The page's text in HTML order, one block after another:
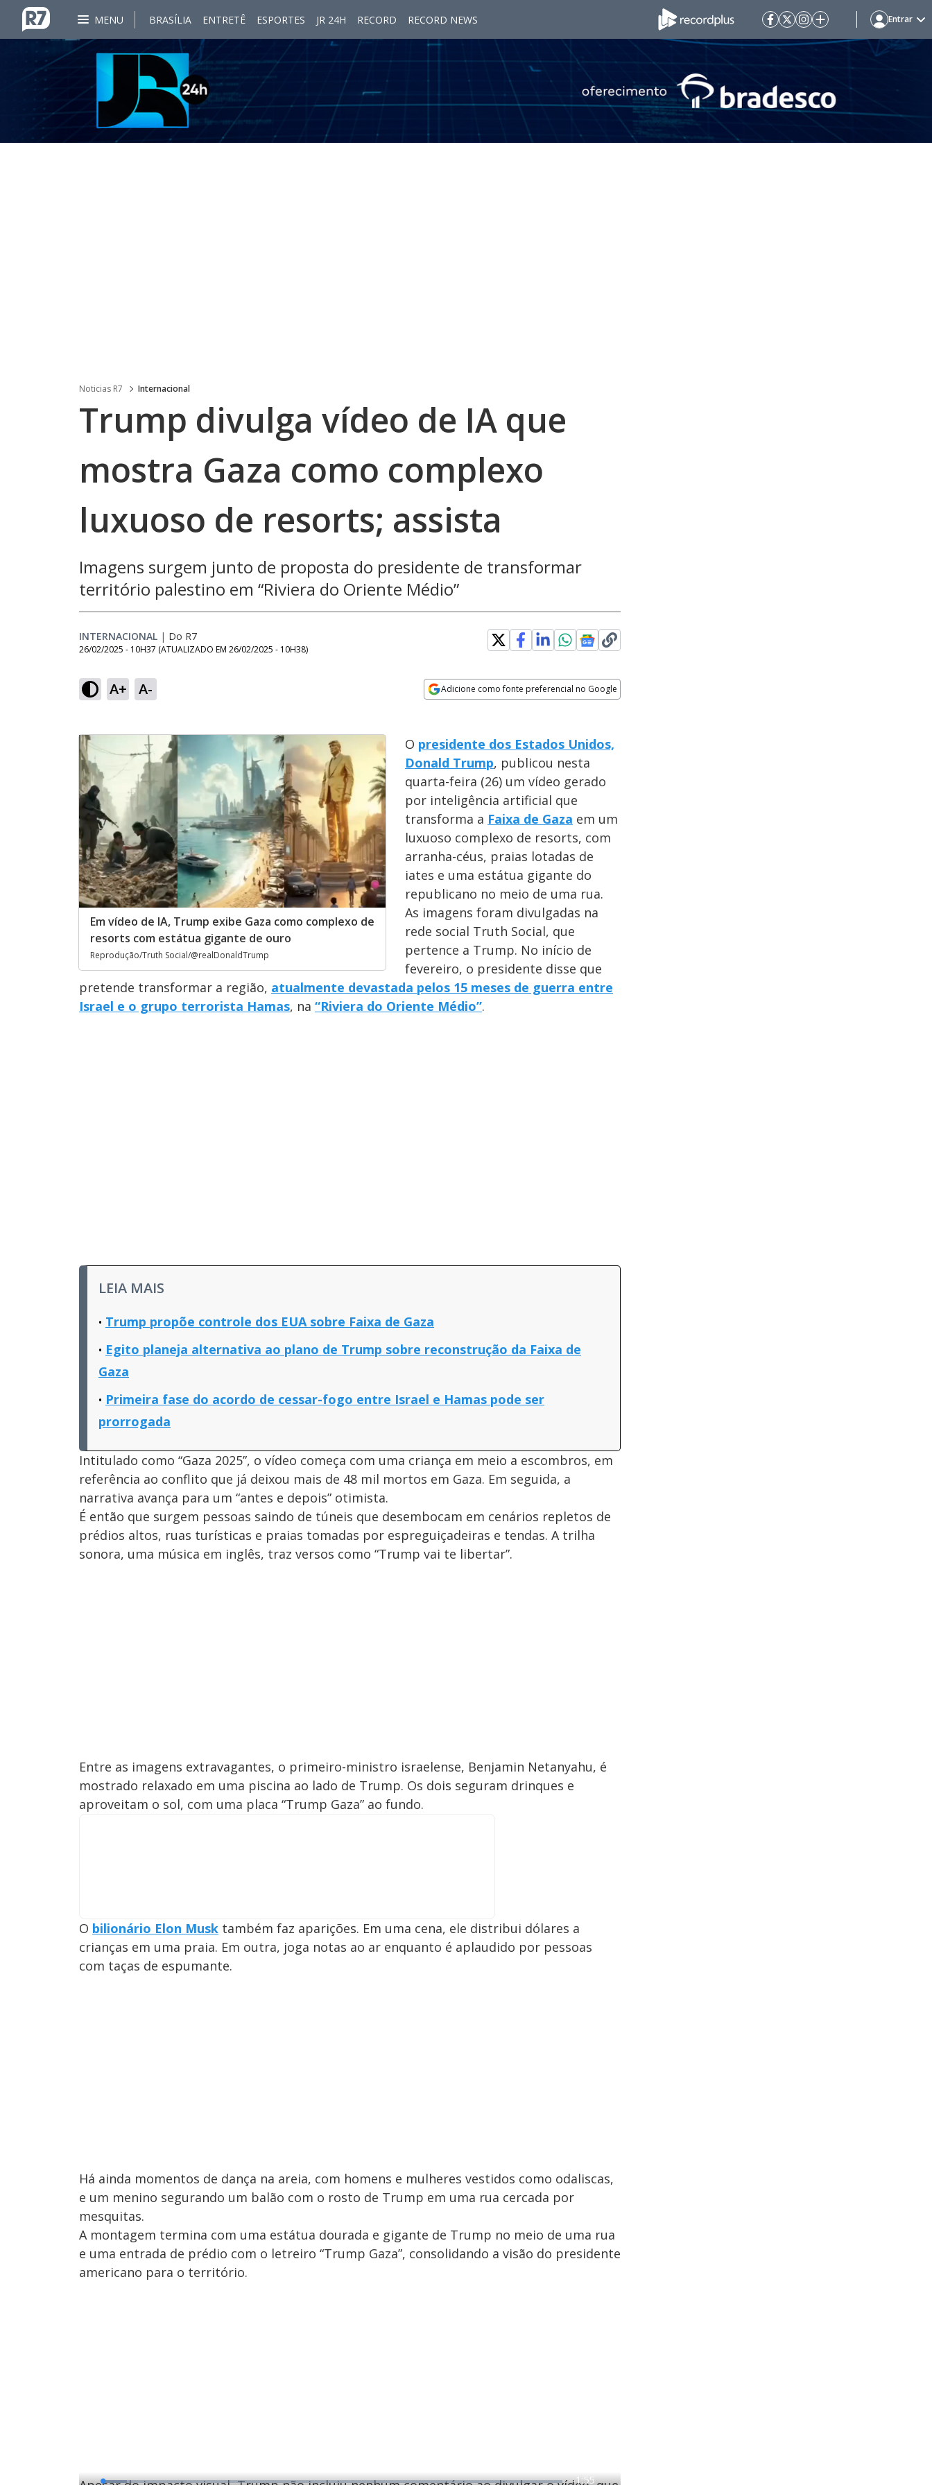
MENU BRASÍLIA ENTRETÊ ESPORTES JR 24H RECORD RECORD NEWS Entrar
Noticias R7 Internacional
Trump divulga vídeo de IA que
mostra Gaza como complexo
luxuoso de resorts; assista
Imagens surgem junto de proposta do presidente de transformar
território palestino em “Riviera do Oriente Médio”
INTERNACIONAL | Do R7
26/02/2025 - 10H37 (ATUALIZADO EM 26/02/2025 - 10H38)
A+ A- Adicione como fonte preferencial no Google
Em vídeo de IA, Trump exibe Gaza como complexo de
resorts com estátua gigante de ouro
Reprodução/Truth Social/@realDonaldTrump
O presidente dos Estados Unidos,
Donald Trump, publicou nesta
quarta-feira (26) um vídeo gerado
por inteligência artificial que
transforma a Faixa de Gaza em um
luxuoso complexo de resorts, com
arranha-céus, praias lotadas de
iates e uma estátua gigante do
republicano no meio de uma rua.
As imagens foram divulgadas na
rede social Truth Social, que
pertence a Trump. No início de
fevereiro, o presidente disse que
pretende transformar a região, atualmente devastada pelos 15 meses de guerra entre
Israel e o grupo terrorista Hamas, na “Riviera do Oriente Médio”.
LEIA MAIS
Trump propõe controle dos EUA sobre Faixa de Gaza
Egito planeja alternativa ao plano de Trump sobre reconstrução da Faixa de
Gaza
Primeira fase do acordo de cessar-fogo entre Israel e Hamas pode ser
prorrogada
Intitulado como “Gaza 2025”, o vídeo começa com uma criança em meio a escombros, em
referência ao conflito que já deixou mais de 48 mil mortos em Gaza. Em seguida, a
narrativa avança para um “antes e depois” otimista.
É então que surgem pessoas saindo de túneis que desembocam em cenários repletos de
prédios altos, ruas turísticas e praias tomadas por espreguiçadeiras e tendas. A trilha
sonora, uma música em inglês, traz versos como “Trump vai te libertar”.
Entre as imagens extravagantes, o primeiro-ministro israelense, Benjamin Netanyahu, é
mostrado relaxado em uma piscina ao lado de Trump. Os dois seguram drinques e
aproveitam o sol, com uma placa “Trump Gaza” ao fundo.
O bilionário Elon Musk também faz aparições. Em uma cena, ele distribui dólares a
crianças em uma praia. Em outra, joga notas ao ar enquanto é aplaudido por pessoas
com taças de espumante.
Há ainda momentos de dança na areia, com homens e mulheres vestidos como odaliscas,
e um menino segurando um balão com o rosto de Trump em uma rua cercada por
mesquitas.
A montagem termina com uma estátua dourada e gigante de Trump no meio de uma rua
e uma entrada de prédio com o letreiro “Trump Gaza”, consolidando a visão do presidente
americano para o território.
R
-1:55